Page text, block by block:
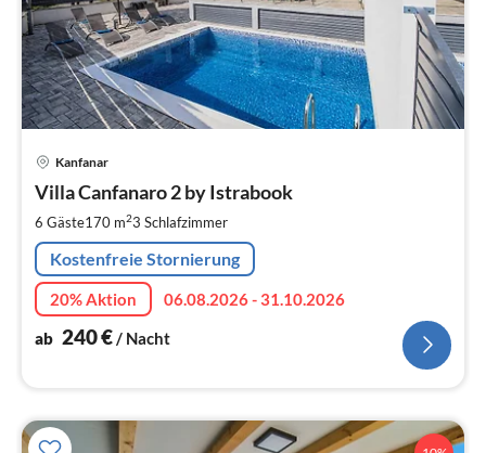
Kanfanar
Villa Canfanaro 2 by Istrabook
6 Gäste170 m23 Schlafzimmer
Kostenfreie Stornierung
20% Aktion
06.08.2026 - 31.10.2026
ab 240€/ Nacht